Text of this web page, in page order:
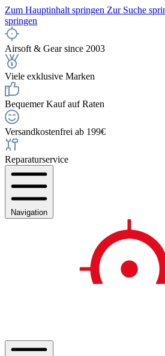
Zum Hauptinhalt springen Zur Suche
springen
Airsoft & Gear since 2003
Viele exklusive Marken
Bequemer Kauf auf Raten
Versandkostenfrei ab 199€
Reparaturservice
Navigation